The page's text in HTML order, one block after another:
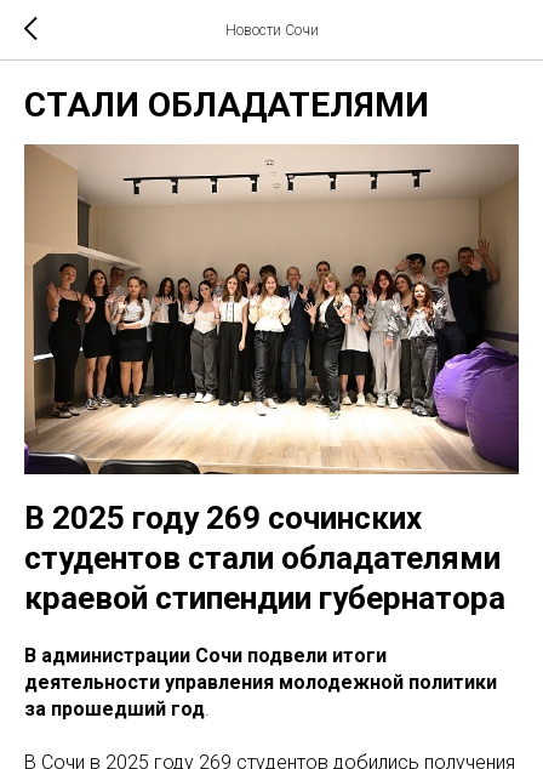
Новости Сочи
СТАЛИ ОБЛАДАТЕЛЯМИ
В 2025 году 269 сочинских
студентов стали обладателями
краевой стипендии губернатора
В администрации Сочи подвели итоги
деятельности управления молодежной политики
за прошедший год.
В Сочи в 2025 году 269 студентов добились получения